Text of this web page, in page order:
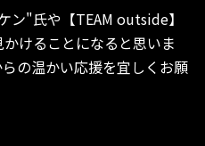
ン"氏や【TEAM outside】
けることになると思いま
の温かい応援を宜しくお願